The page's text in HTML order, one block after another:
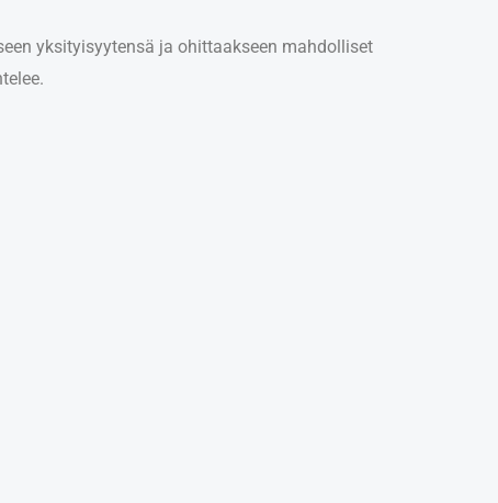
yksityisyytensä ja ohittaakseen mahdolliset